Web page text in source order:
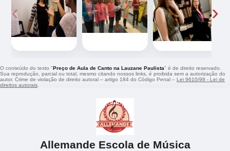
‹ ›
O conteúdo do texto " Preço de Aula de Canto na Lauzane Paulista" é de direito reservado.
Sua reprodução, parcial ou total, mesmo citando nossos links, é proibida sem a autorização do
autor. Crime de violação de direito autoral – artigo 184 do Código Penal – Lei 9610/98 - Lei de
direitos autorais.
Allemande Escola de Música